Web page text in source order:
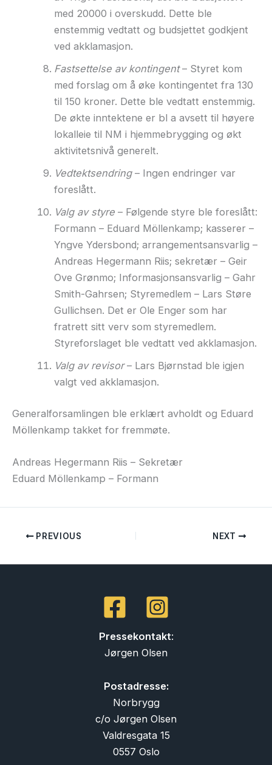
med 20000 i overskudd. Dette ble
enstemmig vedtatt og budsjettet godkjent
ved akklamasjon.
Fastsettelse av kontingent– Styret kom
med forslag om å øke kontingentet fra 130
til 150 kroner. Dette ble vedtatt enstemmig.
De økte inntektene er bl a avsett til høyere
lokalleie til NM i hjemmebrygging og økt
aktivitetsnivå generelt.
Vedtektsendring– Ingen endringer var
foreslått.
Valg av styre – Følgende styre ble foreslått:
Formann – Eduard Möllenkamp; kasserer –
Yngve Ydersbond; arrangementsansvarlig –
Andreas Hegermann Riis; sekretær – Geir
Ove Grønmo; Informasjonsansvarlig – Gahr
Smith-Gahrsen; Styremedlem – Lars Støre
Gullichsen. Det er Ole Enger som har
fratrett sitt verv som styremedlem.
Styreforslaget ble vedtatt ved akklamasjon.
Valg av revisor– Lars Bjørnstad ble igjen
valgt ved akklamasjon.
Generalforsamlingen ble erklært avholdt og Eduard
Möllenkamp takket for fremmøte.
Andreas Hegermann Riis – Sekretær
Eduard Möllenkamp – Formann
PREVIOUS NEXT
Pressekontakt:
Jørgen Olsen
Postadresse:
Norbrygg
c/o Jørgen Olsen
Valdresgata 15
0557 Oslo